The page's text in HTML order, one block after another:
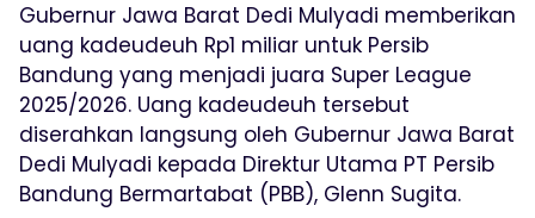
Gubernur Jawa Barat Dedi Mulyadi memberikan
uang kadeudeuh Rp1 miliar untuk Persib
Bandung yang menjadi juara Super League
2025/2026. Uang kadeudeuh tersebut
diserahkan langsung oleh Gubernur Jawa Barat
Dedi Mulyadi kepada Direktur Utama PT Persib
Bandung Bermartabat (PBB), Glenn Sugita.